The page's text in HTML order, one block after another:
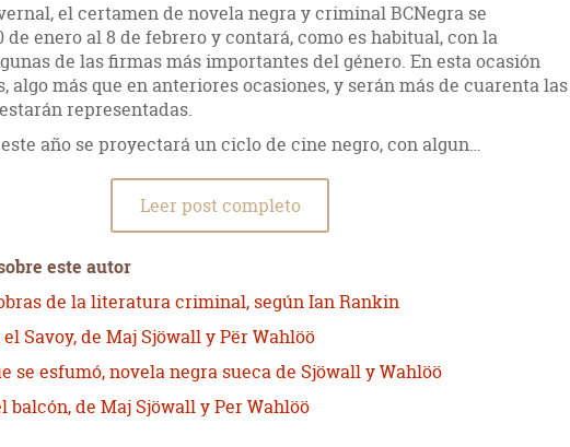
el certamen de novela negra y criminal BCNegra se
de enero al 8 de febrero y contará, como es habitual, con la
de las firmas más importantes del género. En esta ocasión
algo más que en anteriores ocasiones, y serán más de cuarenta las
representadas.
año se proyectará un ciclo de cine negro, con algun…
Leer post completo
este autor
de la literatura criminal, según Ian Rankin
Savoy, de Maj Sjöwall y Për Wahlöö
se esfumó, novela negra sueca de Sjöwall y Wahlöö
balcón, de Maj Sjöwall y Per Wahlöö